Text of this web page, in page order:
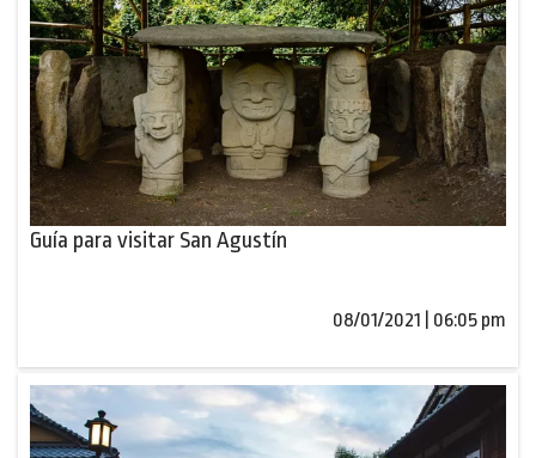
Guía para visitar San Agustín
08/01/2021 | 06:05 pm